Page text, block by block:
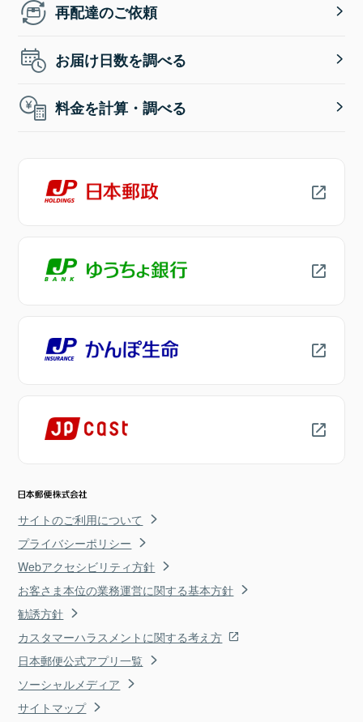
再配達のご依頼
お届け日数を調べる
料金を計算・調べる
サイトのご利用について
プライバシーポリシー
Webアクセシビリティ方針
お客さま本位の業務運営に関する基本方針
勧誘方針
カスタマーハラスメントに関する考え方
日本郵便公式アプリ一覧
ソーシャルメディア
サイトマップ